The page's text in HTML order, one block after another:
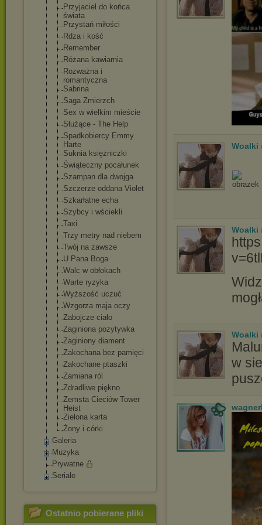
Przyjaciel do końca
świata
Przystań miłości
Rdza i kość
Remember
Różana kawiarnia
Rozważna i
romantyczna
Sabrina
Saga Zmierzch
Sex w wielkim mieście
Służące - The Help
Spadkobiercy Emmy
Harte
Suknia księżniczki
Świąteczny pocałunek
Szampan dla dwojga
Szczerze oddana Violet
Szkarłatne echa
Szybcy i wściekli
Taxi
Trzy metry nad niebem
Twój na zawsze
U Pana Boga
Walc w obłokach
Warte ryzyka
Wyższość uczuć
Wzgorza maja oczy
Zabojcze ciało
Zaginiona pozytywka
Zaginiony diament
Zakochana bez pamięci
Zakochane ptaszki
Zamiana ról
Zdradliwe piękno
Zemsta Cieciów Tower
Heist
Zielona karta
Żony i córki
Galeria
Muzyka
Prywatne
Seriale
Ostatnio pobierane pliki
Woalki
Woalki
Woalki
w